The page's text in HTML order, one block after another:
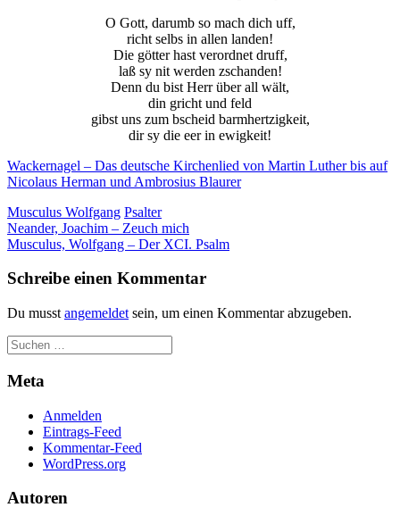
O Gott, darumb so mach dich uff,
richt selbs in allen landen!
Die götter hast verordnet druff,
laß sy nit werden zschanden!
Denn du bist Herr über all wält,
din gricht und feld
gibst uns zum bscheid barmhertzigkeit,
dir sy die eer in ewigkeit!
Wackernagel – Das deutsche Kirchenlied von Martin Luther bis auf
Nicolaus Herman und Ambrosius Blaurer
Musculus Wolfgang Psalter
Beitragsnavigation
Neander, Joachim – Zeuch mich
Musculus, Wolfgang – Der XCI. Psalm
Schreibe einen Kommentar
Du musst angemeldet sein, um einen Kommentar abzugeben.
Meta
Anmelden
Eintrags-Feed
Kommentar-Feed
WordPress.org
Autoren
so gut wie
möglich
Wenn Sie
diese Cookies
ablehnen,
einige
von der
Marketing
Indem Sie uns Ihre
Interessen und Ihr
Verhalten beim
Besuch unserer
Website mitteilen,
Wahrscheinlichkeit,